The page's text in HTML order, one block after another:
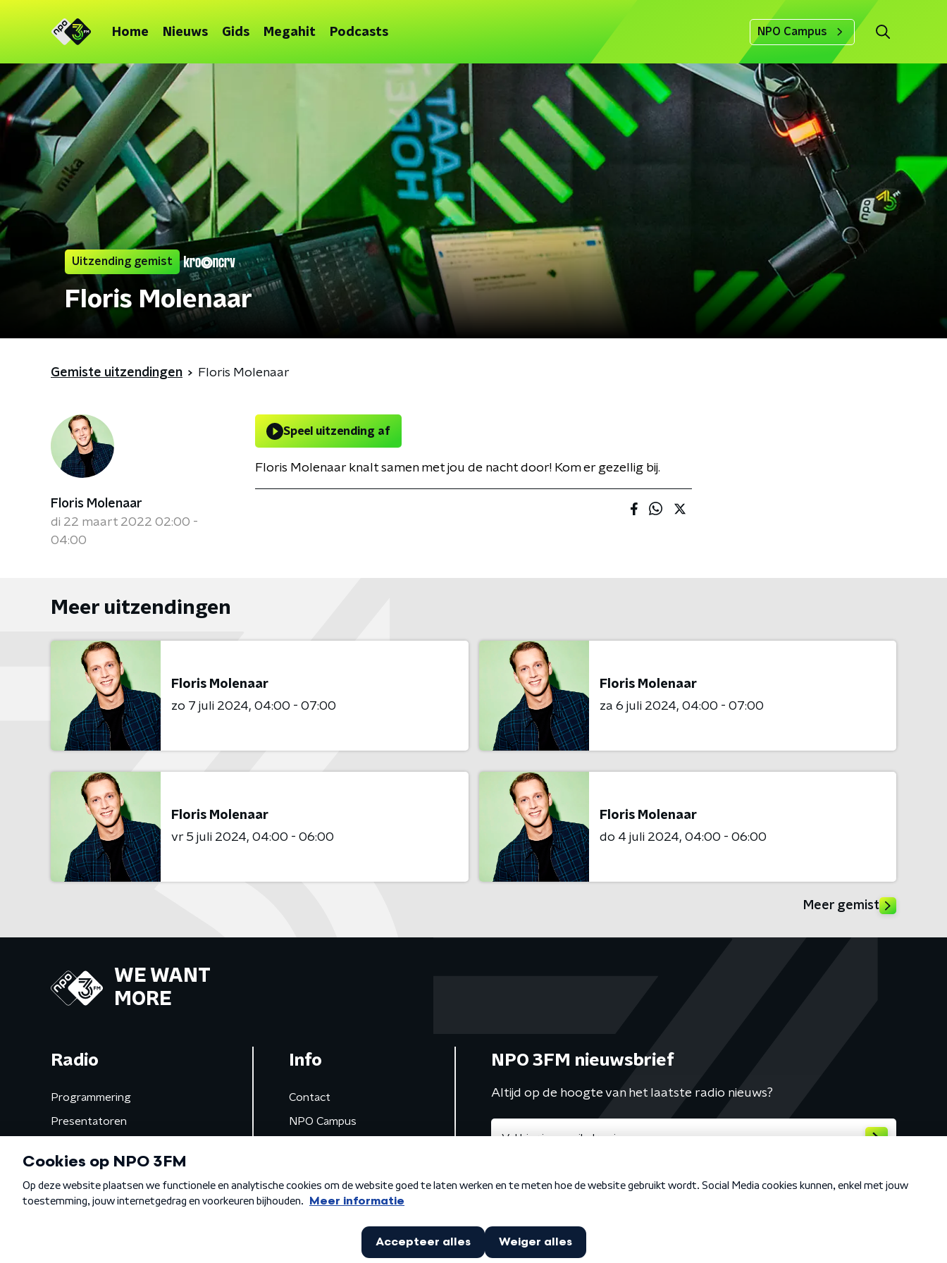
Home Nieuws Gids Megahit Podcasts NPO Campus
Uitzending gemist
Floris Molenaar
Gemiste uitzendingen Floris Molenaar
Floris Molenaar
di 22 maart 2022 02:00 -
04:00
Speel uitzending af
Floris Molenaar knalt samen met jou de nacht door! Kom er gezellig bij.
Meer uitzendingen
Floris Molenaar
zo 7 juli 2024 04:00 - 07:00
Floris Molenaar
za 6 juli 2024 04:00 - 07:00
Floris Molenaar
vr 5 juli 2024 04:00 - 06:00
Floris Molenaar
do 4 juli 2024 04:00 - 06:00
Meer gemist
WE WANT
MORE
Radio
Programmering
Presentatoren
Gemist
Info
Contact
NPO Campus
NPO 3FM nieuwsbrief
Altijd op de hoogte van het laatste radio nieuws?
Algemene voorwaarden Privacybeleid